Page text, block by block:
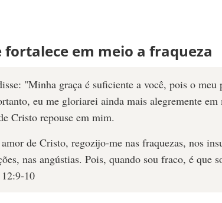
fortalece em meio a fraqueza
"Minha graça é suficiente a você, pois o meu
eu me gloriarei ainda mais alegremente em
Cristo repouse em mim.
de Cristo, regozijo-me nas fraquezas, nos
nas angústias. Pois, quando sou fraco, é que
10